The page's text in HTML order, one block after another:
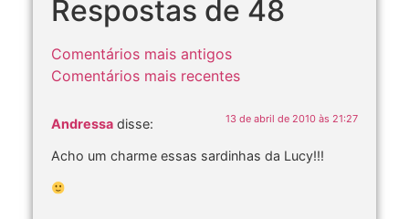
Respostas de 48
Comentários mais antigos
Comentários mais recentes
Andressa disse: 13 de abril de 2010 às 21:27
Acho um charme essas sardinhas da Lucy!!!